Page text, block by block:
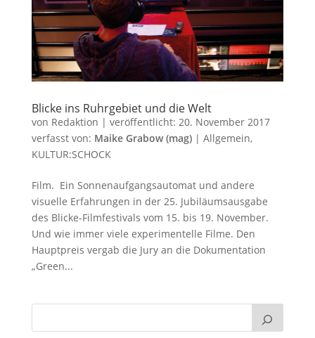
Blicke ins Ruhrgebiet und die Welt
von Redaktion | veröffentlicht: 20. November 2017
verfasst von: Maike Grabow (mag)| Allgemein,
KULTUR:SCHOCK
Film. Ein Sonnenaufgangsautomat und andere
visuelle Erfahrungen in der 25. Jubiläumsausgabe
des Blicke-Filmfestivals vom 15. bis 19. November.
Und wie immer viele experimentelle Filme. Den
Hauptpreis vergab die Jury an die Dokumentation
„Green...